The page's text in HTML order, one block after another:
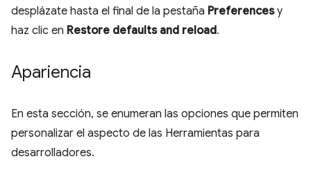
desplázate hasta el final de la pestaña Preferencesy
haz clic en Restore defaults and reload.
Apariencia
En esta sección, se enumeran las opciones que permiten
personalizar el aspecto de las Herramientas para
desarrolladores.